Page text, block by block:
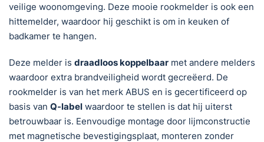
veilige woonomgeving. Deze mooie rookmelder is ook een
hittemelder, waardoor hij geschikt is om in keuken of
badkamer te hangen.
Deze melder is draadloos koppelbaar met andere melders
waardoor extra brandveiligheid wordt gecreëerd. De
rookmelder is van het merk ABUS en is gecertificeerd op
basis van Q-label waardoor te stellen is dat hij uiterst
betrouwbaar is. Eenvoudige montage door lijmconstructie
met magnetische bevestigingsplaat, monteren zonder